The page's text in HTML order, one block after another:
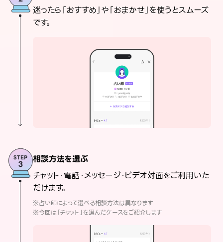
迷ったら「おすすめ」や「おまかせ」を使うとスムーズ
です。
相談方法を選ぶ
チャット・電話・メッセージ・ビデオ対面をご利用いた
だけます。
※占い師によって選べる相談方法は異なります
※今回は「チャット」を選んだケースをご紹介します